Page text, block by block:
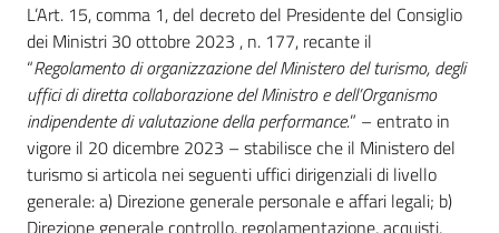
L’Art. 15, comma 1, del decreto del Presidente del Consiglio
dei Ministri 30 ottobre 2023 , n. 177, recante il
“Regolamento di organizzazione del Ministero del turismo, degli
uffici di diretta collaborazione del Ministro e dell’Organismo
indipendente di valutazione della performance.” – entrato in
vigore il 20 dicembre 2023 – stabilisce che il Ministero del
turismo si articola nei seguenti uffici dirigenziali di livello
generale: a) Direzione generale personale e affari legali; b)
Direzione generale controllo, regolamentazione, acquisti,